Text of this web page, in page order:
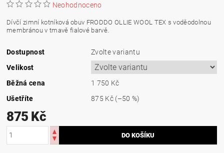
Neohodnoceno
Dívčí zimní kotníková obuv FRODDO OLLIE WOOL TEX s voděodolnou
membránou v tmavě fialové barvě.
Dostupnost
Zvolte variantu
Velikost
Běžná cena
1 750 Kč
Ušetříte
875 Kč (–50 %)
875 Kč